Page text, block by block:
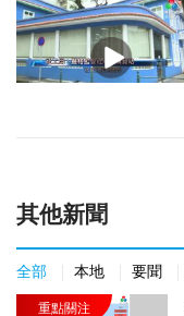
其他新聞
全部 本地 要聞